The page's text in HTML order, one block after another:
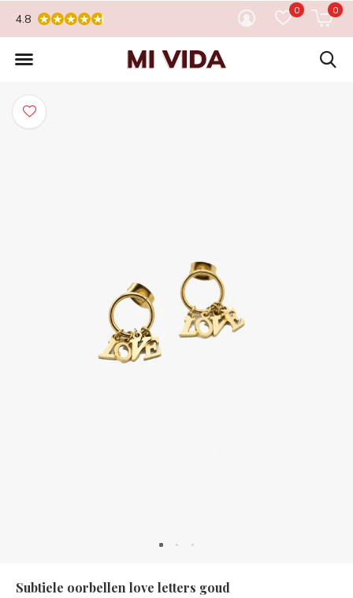
0 0
4.8
Subtiele oorbellen love letters goud